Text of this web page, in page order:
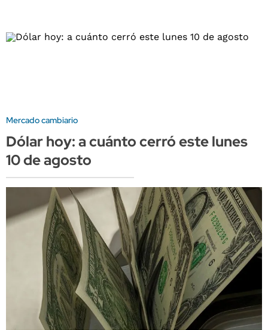
Mercado cambiario
Dólar hoy: a cuánto cerró este lunes
10 de agosto